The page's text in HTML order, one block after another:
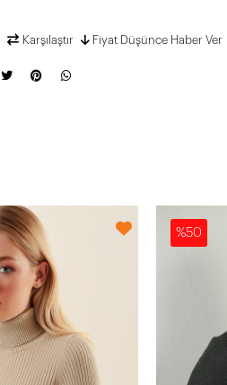
Karşılaştır Fiyat Düşünce Haber Ver
%50